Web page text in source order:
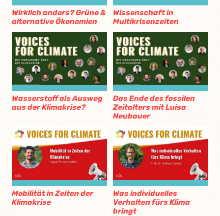
Wirklich anders? Grüne &
alternative Ökonomien
Wissenschaft in
Multikrisenzeiten
Wasserstoff als Ausweg
aus der Klimakrise?
Das Ende des fossilen
Zeitalters mit Luisa
Neubauer
Mobilität in Zeiten der
Klimakrise
Was individuelles
Verhalten fürs Klima
bringt